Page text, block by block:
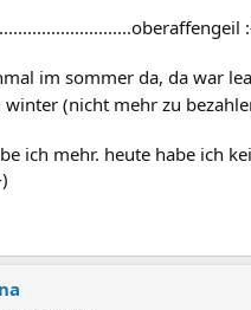
im sommer da, da war
(nicht mehr zu
ich mehr. heute habe ich